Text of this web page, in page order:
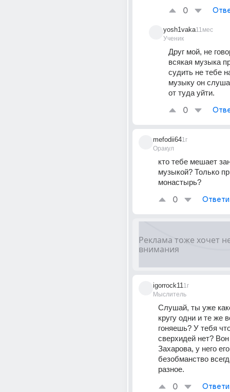
0
yosh1vaka
Ученик
11мес
Друг мой, не
всякая музыка
судить не тебе
музыку он
от туда уйти.
0
mefodii64
Оракул
1г
кто тебе мешает
музыкой? Только
монастырь?
0
igorrock11
Мыслитель
1г
Слушай, ты уже
кругу одни и те же
гоняешь? У тебя
сверхидей нет?
Захарова, у него его
безобманство
разное.
0